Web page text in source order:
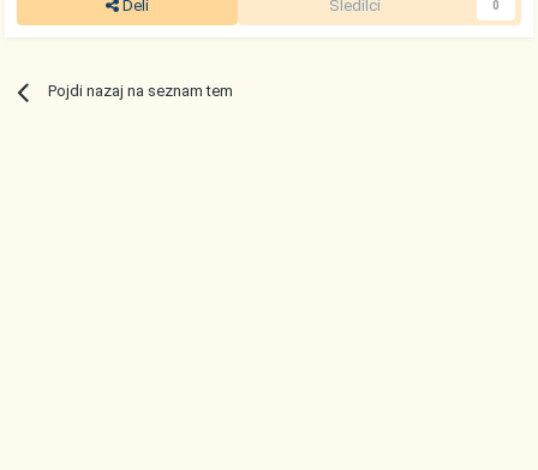
Deli Sledilci 0
Pojdi nazaj na seznam tem